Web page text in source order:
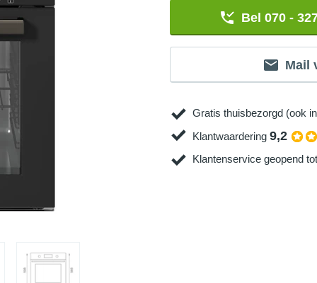
Bel 070 -
Mail
Gratis thuisbezorgd (ook
Klantwaardering 9,2
Klantenservice geopend